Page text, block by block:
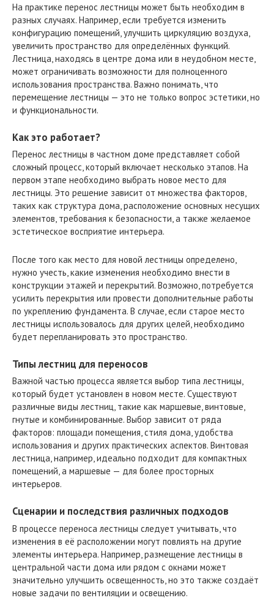
На практике перенос лестницы может быть необходим в
разных случаях. Например, если требуется изменить
конфигурацию помещений, улучшить циркуляцию воздуха,
увеличить пространство для определённых функций.
Лестница, находясь в центре дома или в неудобном месте,
может ограничивать возможности для полноценного
использования пространства. Важно понимать, что
перемещение лестницы — это не только вопрос эстетики, но
и функциональности.
Как это работает?
Перенос лестницы в частном доме представляет собой
сложный процесс, который включает несколько этапов. На
первом этапе необходимо выбрать новое место для
лестницы. Это решение зависит от множества факторов,
таких как структура дома, расположение основных несущих
элементов, требования к безопасности, а также желаемое
эстетическое восприятие интерьера.
После того как место для новой лестницы определено,
нужно учесть, какие изменения необходимо внести в
конструкции этажей и перекрытий. Возможно, потребуется
усилить перекрытия или провести дополнительные работы
по укреплению фундамента. В случае, если старое место
лестницы использовалось для других целей, необходимо
будет перепланировать это пространство.
Типы лестниц для переносов
Важной частью процесса является выбор типа лестницы,
который будет установлен в новом месте. Существуют
различные виды лестниц, такие как маршевые, винтовые,
гнутые и комбинированные. Выбор зависит от ряда
факторов: площади помещения, стиля дома, удобства
использования и других практических аспектов. Винтовая
лестница, например, идеально подходит для компактных
помещений, а маршевые — для более просторных
интерьеров.
Сценарии и последствия различных подходов
В процессе переноса лестницы следует учитывать, что
изменения в её расположении могут повлиять на другие
элементы интерьера. Например, размещение лестницы в
центральной части дома или рядом с окнами может
значительно улучшить освещенность, но это также создаёт
новые задачи по вентиляции и освещению.